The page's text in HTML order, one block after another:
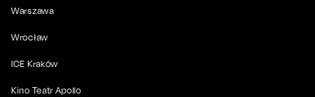
Warszawa
Wrocław
ICE Kraków
Kino Teatr Apollo